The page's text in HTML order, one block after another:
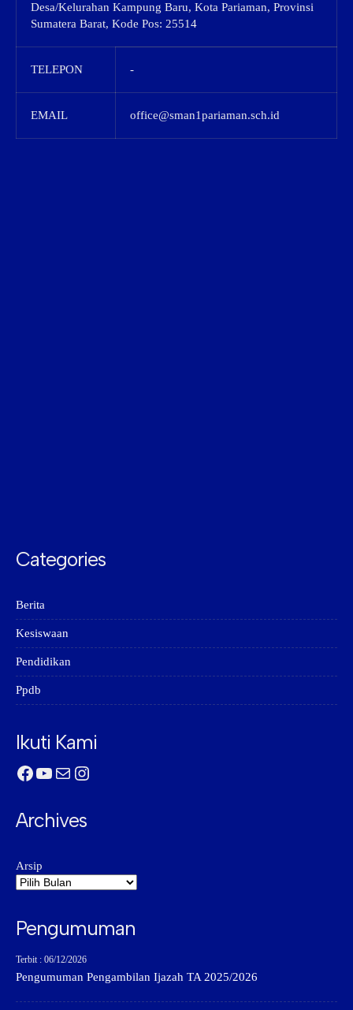
Desa/Kelurahan Kampung Baru, Kota Pariaman, Provinsi
Sumatera Barat, Kode Pos: 25514
TELEPON -
EMAIL office@sman1pariaman.sch.id
Categories
Berita
Kesiswaan
Pendidikan
Ppdb
Ikuti Kami
Facebook
YouTube
MailInstagram
Archives
Arsip
Pengumuman
Terbit : 06/12/2026
Pengumuman Pengambilan Ijazah TA 2025/2026